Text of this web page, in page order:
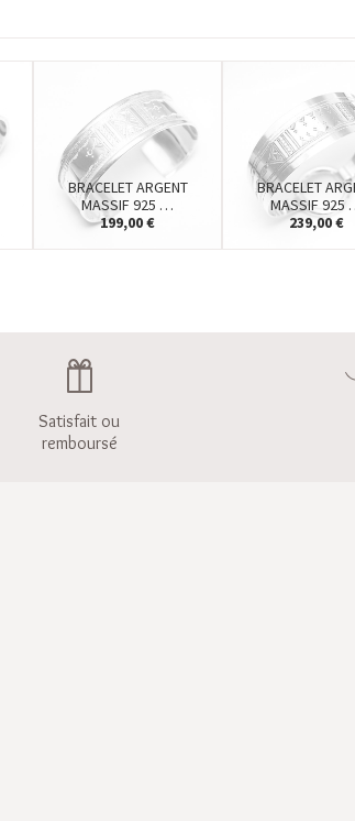
BRACELET ARGENT
MASSIF 925 …
199,00 €
BRACELET
MASSIF 925
239,00 €
Satisfait ou
remboursé